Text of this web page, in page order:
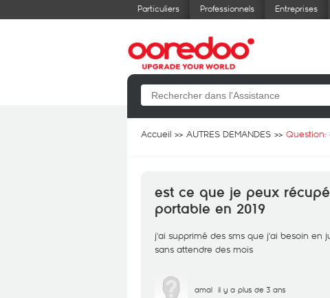
Particuliers Professionnels Entreprises
Accueil AUTRES DEMANDES Question:
est ce que je peux
portable en 2019
j'ai supprimé des sms que j'ai besoin en
sans attendre des mois
amal il y a plus de 3 ans